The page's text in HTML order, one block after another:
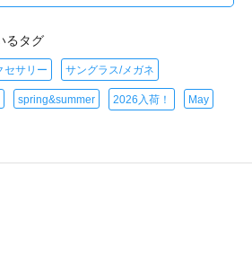
るタグ
セサリー サングラス/メガネ
spring&summer 2026入荷！ May